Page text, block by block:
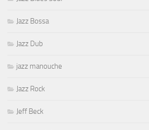
Jazz Bossa
Jazz Dub
jazz manouche
Jazz Rock
Jeff Beck